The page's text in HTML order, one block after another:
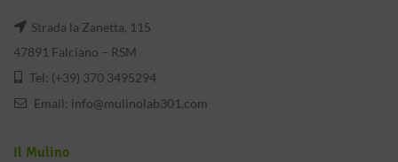
Strada la Zanetta, 115
47891 Falciano – RSM
Tel: (+39) 370 3495294
Email: info@mulinolab301.com
Il Mulino